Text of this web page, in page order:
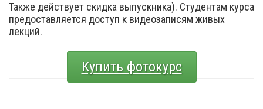
Также действует скидка выпускника). Студентам курса
предоставляется доступ к видеозаписям живых
лекций.
Купить фотокурс